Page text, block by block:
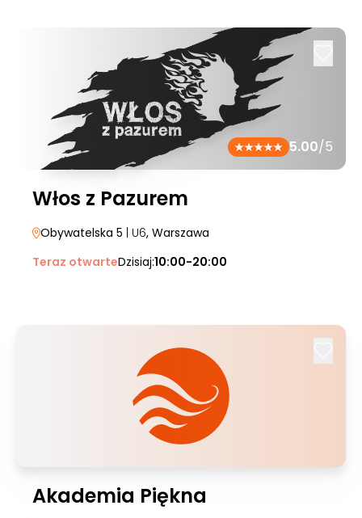
5.00/5
Włos z Pazurem
Obywatelska 5 | U6, Warszawa
Teraz otwarteDzisiaj:10:00-20:00
Akademia Piękna